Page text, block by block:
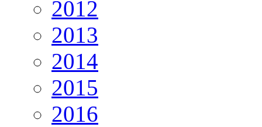
2012
2013
2014
2015
2016